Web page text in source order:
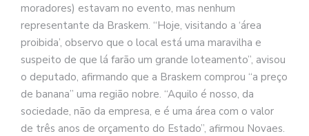
moradores) estavam no evento, mas nenhum
representante da Braskem. “Hoje, visitando a ‘área
proibida’, observo que o local está uma maravilha e
suspeito de que lá farão um grande loteamento”, avisou
o deputado, afirmando que a Braskem comprou “a preço
de banana” uma região nobre. “Aquilo é nosso, da
sociedade, não da empresa, e é uma área com o valor
de três anos de orçamento do Estado”, afirmou Novaes.